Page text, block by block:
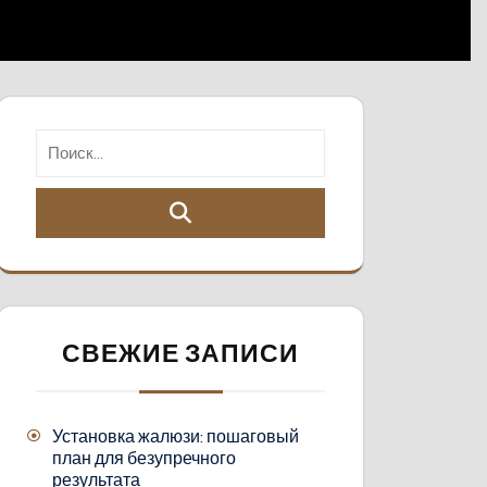
СВЕЖИЕ ЗАПИСИ
Установка жалюзи: пошаговый
план для безупречного
результата